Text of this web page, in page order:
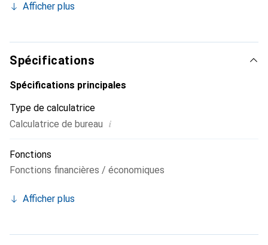
fonction d'arrondi. Les résultats globaux sont
D'autres fonctionnalités incluent des touches pour le
calcul des marges, le changement de signe et le calcul
inverse. La fonction de séquence de touches permet une
saisie rapide sans blocage des touches.
Afficher plus
Spécifications
Spécifications principales
Type de calculatrice
Calculatrice de bureau i
Fonctions
Fonctions financières / économiques
Afficher plus